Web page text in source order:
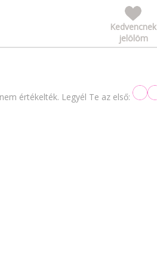
Kedvencnek
jelölöm
értékelték. Legyél Te az első: